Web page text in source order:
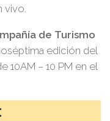
vivo.
de Turismo
edición del
10AM – 10 PM en el